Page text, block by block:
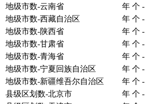
地级市数-云南省 年 个 -
地级市数-西藏自治区
年 个 -
地级市数-陕西省
年 个 -
地级市数-甘肃省
年 个 -
地级市数-青海省
年 个 -
地级市数-宁夏回族自治区
年 个 -
地级市数-新疆维吾尔自治区
年 个 -
县级区划数-北京市
年 个 -